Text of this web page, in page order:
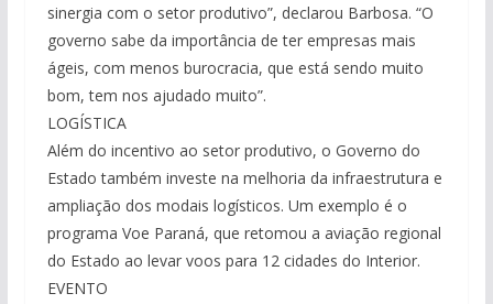
sinergia com o setor produtivo”, declarou Barbosa. “O
governo sabe da importância de ter empresas mais
ágeis, com menos burocracia, que está sendo muito
bom, tem nos ajudado muito”.
LOGÍSTICA
Além do incentivo ao setor produtivo, o Governo do
Estado também investe na melhoria da infraestrutura e
ampliação dos modais logísticos. Um exemplo é o
programa Voe Paraná, que retomou a aviação regional
do Estado ao levar voos para 12 cidades do Interior.
EVENTO